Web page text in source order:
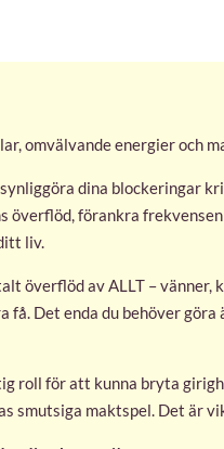
omvälvande energier och
dina blockeringar
överflöd, förankra
liv.
överflöd av ALLT – vänner,
Det enda du behöver
roll för att kunna bryta
smutsiga maktspel. Det är